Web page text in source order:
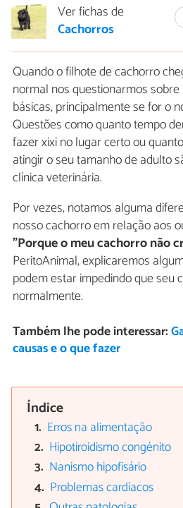
Ver fichas de
Cachorros
Quando o filhote de cachorro
normal nos questionarmos
básicas, principalmente se for o
Questões como quanto tempo
fazer xixi no lugar certo ou
atingir o seu tamanho de adulto
clínica veterinária.
Por vezes, notamos alguma
nosso cachorro em relação aos
"Porque o meu cachorro não
PeritoAnimal, explicaremos
podem estar impedindo que seu
normalmente.
Também lhe pode interessar:
causas e o que fazer
Índice
Erros na alimentação
Hipotiroidismo congénito
Nanismo hipofisário
Problemas cardíacos